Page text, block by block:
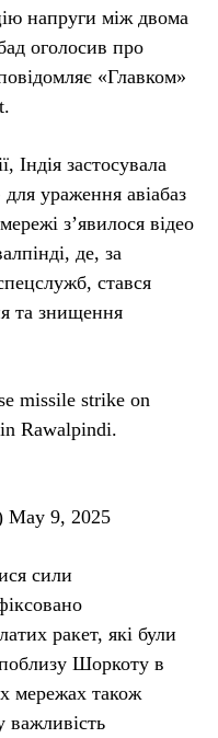
напруги між двома
оголосив про
«Главком»
Індія застосувала
ураження авіабаз
з’явилося відео
де, за
стався
та знищення
missile strike on
Rawalpindi.
May 9, 2025
сили
ракет, які були
Шоркоту в
мережах також
важливість